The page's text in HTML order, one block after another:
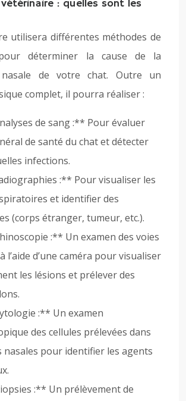
: quelles sont les
utilisera différentes méthodes de
déterminer la cause de la
nasale de votre chat. Outre un
complet, il pourra réaliser :
de sang :** Pour évaluer
de santé du chat et détecter
infections.
:** Pour visualiser les
et identifier des
(corps étranger, tumeur, etc.).
:** Un examen des voies
l’aide d’une caméra pour visualiser
les lésions et prélever des
:** Un examen
des cellules prélevées dans
nasales pour identifier les agents
:** Un prélèvement de